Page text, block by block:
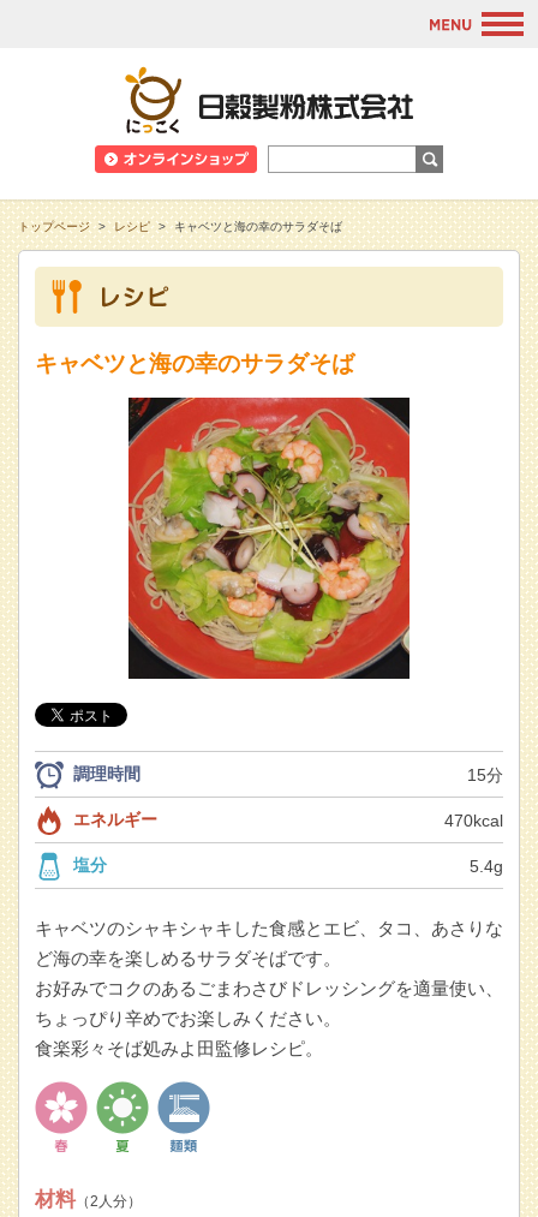
トップページ > レシピ > キャベツと海の幸のサラダそば
キャベツと海の幸のサラダそば
調理時間 15分
エネルギー 470kcal
塩分 5.4g
キャベツのシャキシャキした食感とエビ、タコ、あさりな
ど海の幸を楽しめるサラダそばです。
お好みでコクのあるごまわさびドレッシングを適量使い、
ちょっぴり辛めでお楽しみください。
食楽彩々そば処みよ田監修レシピ。
材料（2人分）